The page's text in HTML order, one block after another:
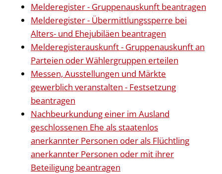
Melderegister - Gruppenauskunft beantragen
Melderegister - Übermittlungssperre bei
Alters- und Ehejubiläen beantragen
Melderegisterauskunft - Gruppenauskunft an
Parteien oder Wählergruppen erteilen
Messen, Ausstellungen und Märkte
gewerblich veranstalten - Festsetzung
beantragen
Nachbeurkundung einer im Ausland
geschlossenen Ehe als staatenlos
anerkannter Personen oder als Flüchtling
anerkannter Personen oder mit ihrer
Beteiligung beantragen